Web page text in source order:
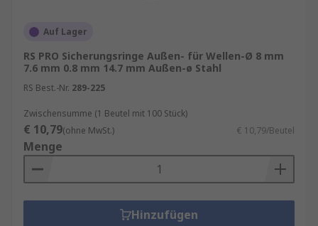
Auf Lager
RS PRO Sicherungsringe Außen- für Wellen-Ø 8 mm
7.6 mm 0.8 mm 14.7 mm Außen-ø Stahl
RS Best.-Nr. 289-225
Zwischensumme (1 Beutel mit 100 Stück)
€ 10,79(ohne MwSt.) € 10,79/Beutel
Menge
Hinzufügen